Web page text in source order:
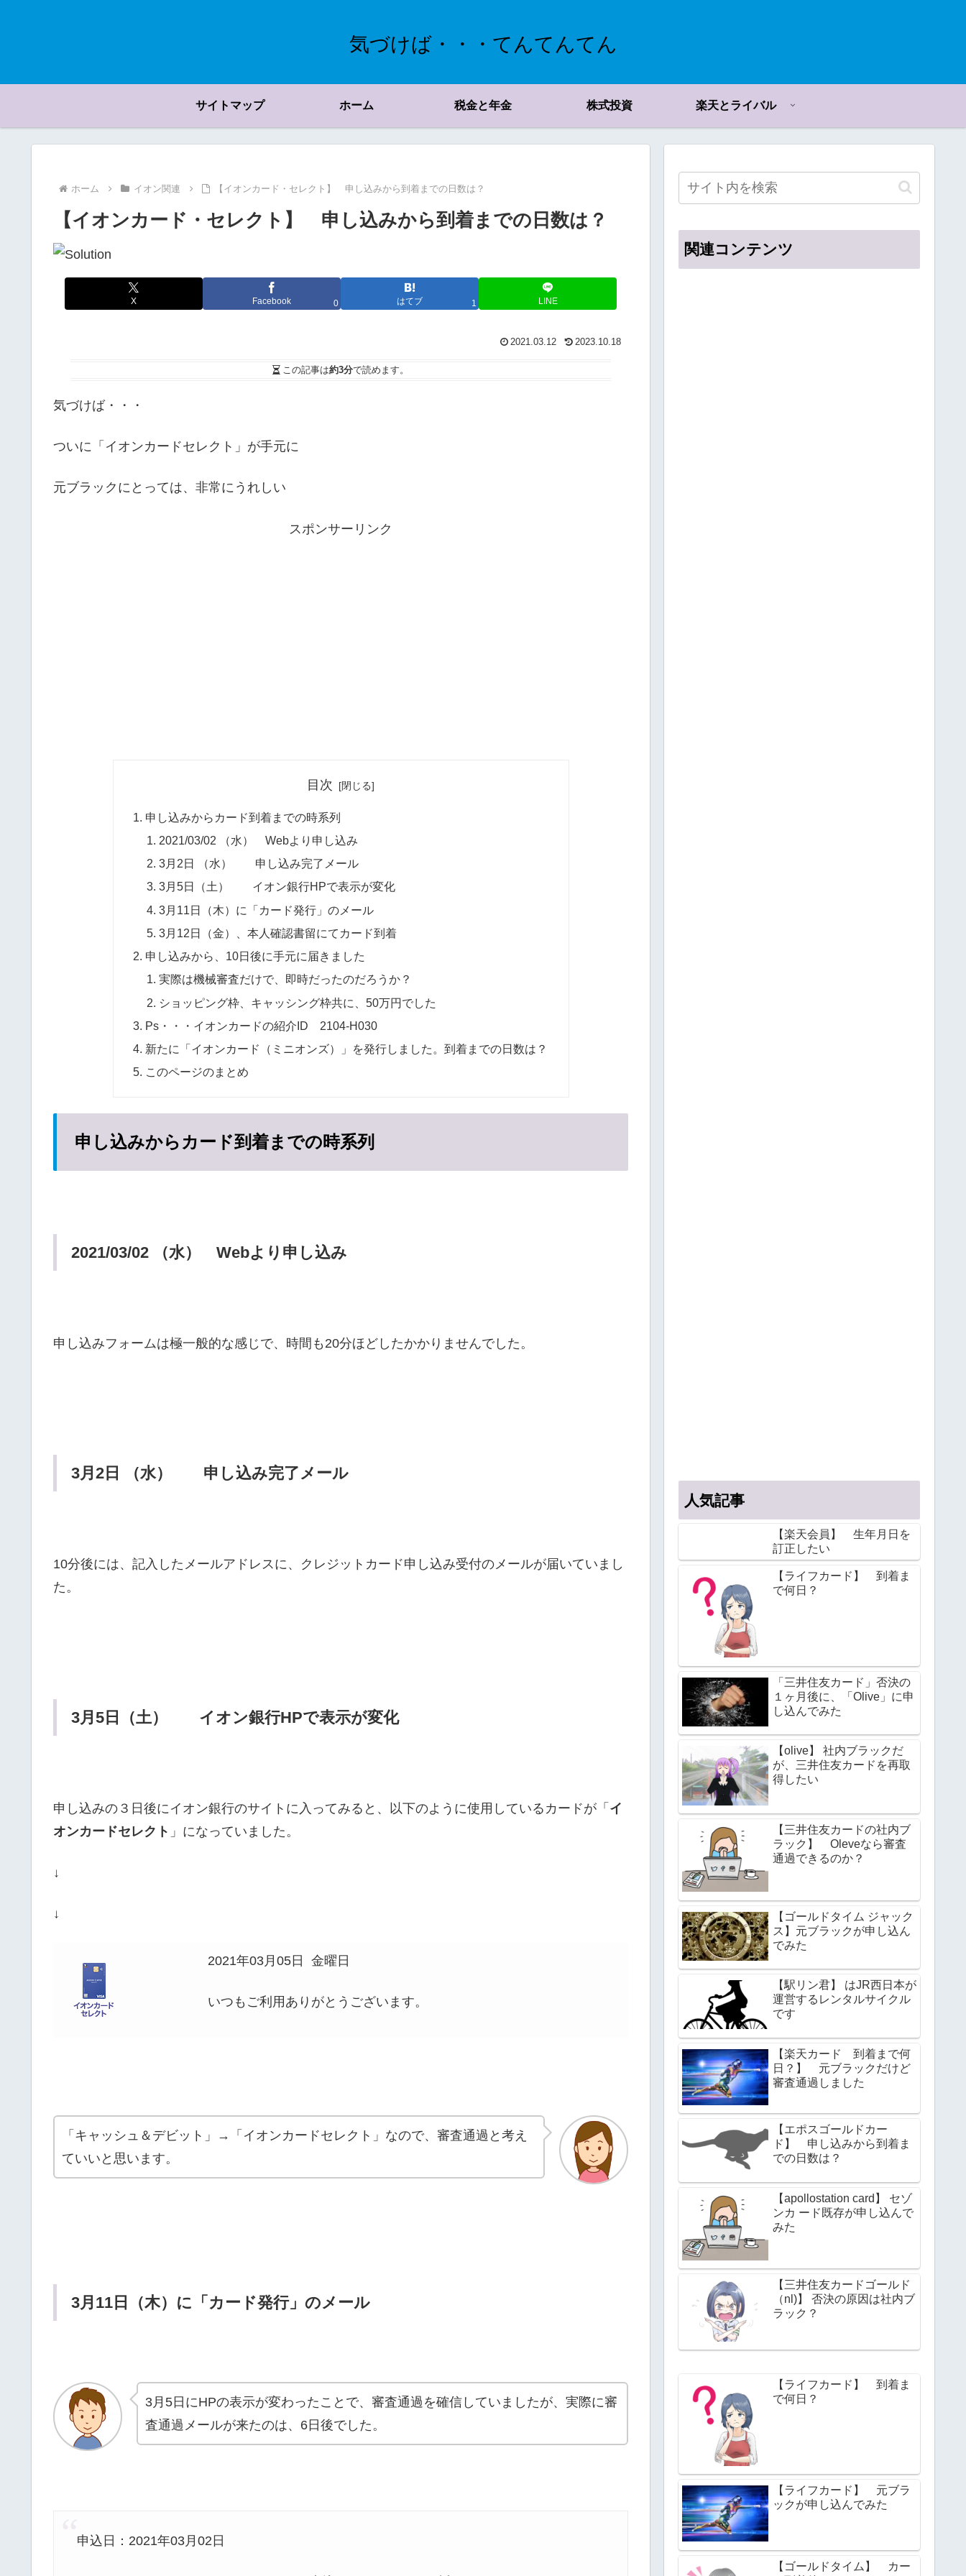
気づけば・・・てんてんてん
サイトマップ ホーム 税金と年金 株式投資 楽天とライバル
ホーム イオン関連 【イオンカード・セレクト】 申し込みから到着までの日数は？
【イオンカード・セレクト】 申し込みから到着までの日数は？
X Facebook 0 はてブ 1 LINE
2021.03.12 2023.10.18
この記事は約3分で読めます。
気づけば・・・
ついに「イオンカードセレクト」が手元に
元ブラックにとっては、非常にうれしい
スポンサーリンク
目次
申し込みからカード到着までの時系列
2021/03/02 （水） Webより申し込み
3月2日 （水） 申し込み完了メール
3月5日（土） イオン銀行HPで表示が変化
3月11日（木）に「カード発行」のメール
3月12日（金）、本人確認書留にてカード到着
申し込みから、10日後に手元に届きました
実際は機械審査だけで、即時だったのだろうか？
ショッピング枠、キャッシング枠共に、50万円でした
Ps・・・イオンカードの紹介ID 2104-H030
新たに「イオンカード（ミニオンズ）」を発行しました。到着までの日数は？
このページのまとめ
申し込みからカード到着までの時系列
2021/03/02 （水） Webより申し込み
申し込みフォームは極一般的な感じで、時間も20分ほどしたかかりませんでした。
3月2日 （水） 申し込み完了メール
10分後には、記入したメールアドレスに、クレジットカード申し込み受付のメールが届いていまし
た。
3月5日（土） イオン銀行HPで表示が変化
申し込みの３日後にイオン銀行のサイトに入ってみると、以下のように使用しているカードが「 イ
オンカードセレクト 」になっていました。
↓
↓
2021年03月05日 金曜日
いつもご利用ありがとうございます。
「キャッシュ＆デビット」→「イオンカードセレクト」なので、審査通過と考え
ていいと思います。
3月11日（木）に「カード発行」のメール
3月5日にHPの表示が変わったことで、審査通過を確信していましたが、実際に審
査通過メールが来たのは、6日後でした。
申込日：2021年03月02日
関連コンテンツ
人気記事
【楽天会員】 生年月日を
訂正したい
【ライフカード】 到着ま
で何日？
「三井住友カード」否決の
１ヶ月後に、「Olive」に申
し込んでみた
【olive】 社内ブラックだ
が、三井住友カードを再取
得したい
【三井住友カードの社内ブ
ラック】 Oleveなら審査
通過できるのか？
【ゴールドタイム ジャック
ス】元ブラックが申し込ん
でみた
【駅リン君】 はJR西日本が
運営するレンタルサイクル
です
【楽天カード 到着まで何
日？】 元ブラックだけど
審査通過しました
【エポスゴールドカー
ド】 申し込みから到着ま
での日数は？
【apollostation card】 セゾ
ンカ ード既存が申し込んで
みた
【三井住友カードゴールド
（nl)】 否決の原因は社内ブ
ラック？
【ライフカード】 到着ま
で何日？
【ライフカード】 元ブラ
ックが申し込んでみた
【ゴールドタイム】 カー